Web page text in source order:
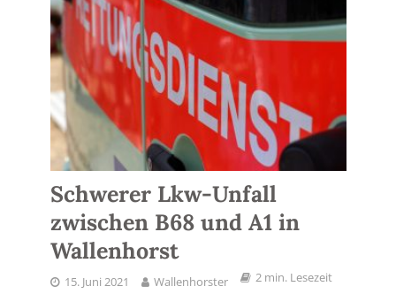
Schwerer Lkw-Unfall
zwischen B68 und A1 in
Wallenhorst
15. Juni 2021 Wallenhorster 2 min. Lesezeit